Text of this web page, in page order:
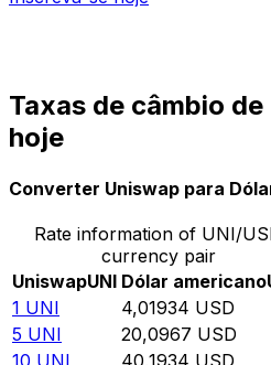
Taxas de câmbio de
hoje
Converter Uniswap para
Rate information of UNI/
currency pair
UniswapUNI Dólar americano
1 UNI 4,01934 USD
5 UNI 20,0967 USD
10 UNI 40,1934 USD